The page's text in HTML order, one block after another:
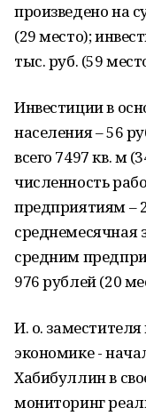
произведено на
(29 место);
тыс. руб. (59
Инвестиции в
населения – 56
всего 7497 кв. м
численность
предприятиям –
среднемесячная
средним
976 рублей (20
И. о.
экономике -
Хабибуллин в
мониторинг